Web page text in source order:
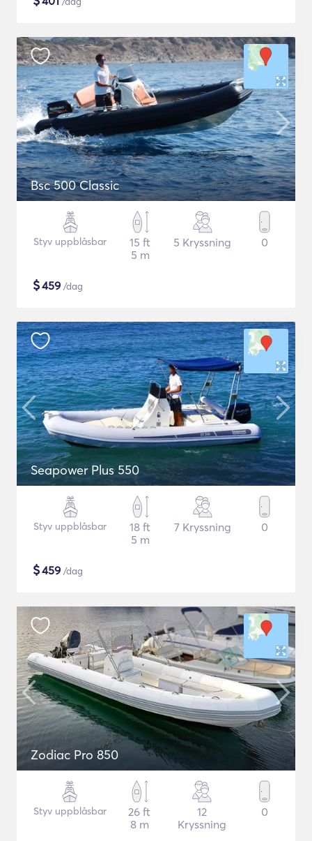
Bsc 500 Classic
Styv uppblåsbar
15 ft
5 m
5 Kryssning 0
$459 /dag
Seapower Plus 550
Styv uppblåsbar
18 ft
5 m
7 Kryssning 0
$459 /dag
Zodiac Pro 850
Styv uppblåsbar
26 ft
8 m
12
Kryssning
0